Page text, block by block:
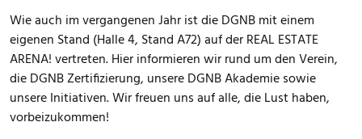
Wie auch im vergangenen Jahr ist die DGNB mit einem
eigenen Stand (Halle 4, Stand A72) auf der REAL ESTATE
ARENA! vertreten. Hier informieren wir rund um den Verein,
die DGNB Zertifizierung, unsere DGNB Akademie sowie
unsere Initiativen.Wir freuen uns auf alle, die Lust haben,
vorbeizukommen!